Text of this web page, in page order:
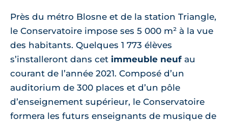
Près du métro Blosne et de la station Triangle,
le Conservatoire impose ses 5 000 m² à la vue
des habitants. Quelques 1 773 élèves
s’installeront dans cet immeuble neuf au
courant de l’année 2021. Composé d’un
auditorium de 300 places et d’un pôle
d’enseignement supérieur, le Conservatoire
formera les futurs enseignants de musique de